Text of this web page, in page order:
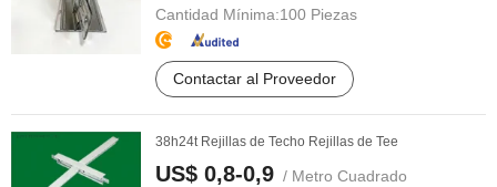
Cantidad Mínima:100 Piezas
Contactar al Proveedor
38h24t Rejillas de Techo Rejillas de Tee
US$ 0,8-0,9 / Metro Cuadrado